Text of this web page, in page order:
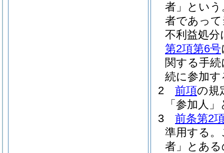
者」という
者であっ
不利益処
第2項第6号
関する手
続に参加
2
前項の規
「参加人
3
前条第2
準用する。
者」とあ